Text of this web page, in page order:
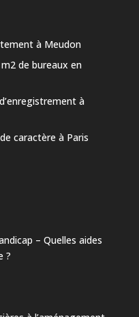
à Meudon
de bureaux en
à
caractère à Paris
– Quelles aides
?